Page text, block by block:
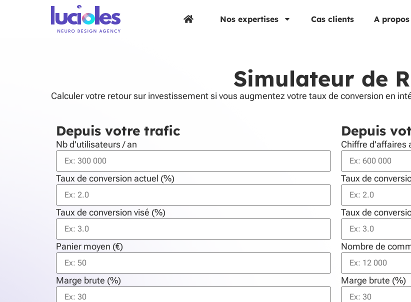
Nos expertises Cas clients A propos
Simulateur de
Calculer votre retour sur investissement si vous augmentez votre taux de conversion en
Depuis votre trafic
Nb d'utilisateurs / an
Taux de conversion actuel (%)
Taux de conversion visé (%)
Panier moyen (€)
Marge brute (%)
Depuis
Chiffre d'affaires
Taux de
Taux de
Nombre de
Marge brute (%)